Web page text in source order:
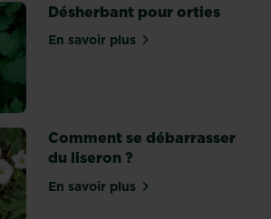
Désherbant pour orties
En savoir plussur Désherbant pour
Comment se débarrasser
du liseron ?
En savoir plussur Comment se